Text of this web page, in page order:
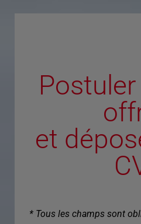
et
* Tous les champs sont